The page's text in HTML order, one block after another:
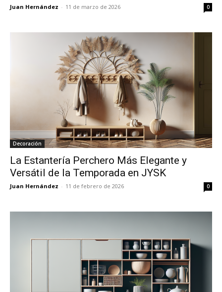
Juan Hernández - 11 de marzo de 2026 0
Decoración
La Estantería Perchero Más Elegante y
Versátil de la Temporada en JYSK
Juan Hernández - 11 de febrero de 2026 0